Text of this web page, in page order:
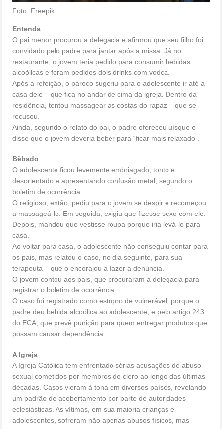
Foto: Freepik
Entenda
O pai menor procurou a delegacia e afirmou que seu filho foi
convidado pelo padre para jantar após a missa. Já no
restaurante, o jovem teria pedido para consumir bebidas
alcoólicas e foram pedidos dois drinks com vodca.
Após a refeição, o pároco sugeriu para o adolescente ir até a
casa dele – que fica no andar de cima da igreja. Dentro da
residência, tentou massagear as costas do rapaz – que se
recusou.
Ainda, segundo o relato do pai, o padre ofereceu uísque e
disse que o jovem deveria beber para “ficar mais relaxado”.
Bêbado
O adolescente ficou levemente embriagado, tonto e
desorientado e apresentando confusão metal, segundo o
boletim de ocorrência.
O religioso, então, pediu para o jovem se despir e recomeçou
a massageá-lo. Em seguida, exigiu que fizesse sexo com ele.
Depois, mandou que vestisse roupa porque iria levá-lo para
casa.
Ao voltar para casa, o adolescente não conseguiu contar para
os pais, mas relatou o caso, no dia seguinte, para sua
terapeuta – que o encorajou a fazer a denúncia.
O jovem contou aos pais, que procuraram a delegacia para
registrar o boletim de ocorrência.
O caso foi registrado como estupro de vulnerável, porque o
padre deu bebida alcoólica ao adolescente, e pelo artigo 243
do ECA, que prevê punição para quem entregar produtos que
possam causar dependência.
A Igreja
A Igreja Católica tem enfrentado sérias acusações de abuso
sexual cometidos por membros do clero ao longo das últimas
décadas. Casos vieram à tona em diversos países, revelando
um padrão de acobertamento por parte de autoridades
eclesiásticas. As vítimas, em sua maioria crianças e
adolescentes, sofreram não apenas abusos físicos, mas